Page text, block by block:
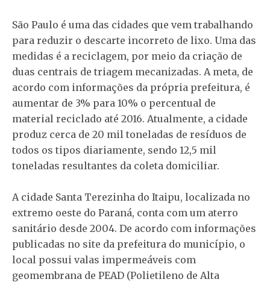
São Paulo é uma das cidades que vem trabalhando
para reduzir o descarte incorreto de lixo. Uma das
medidas é a reciclagem, por meio da criação de
duas centrais de triagem mecanizadas. A meta, de
acordo com informações da própria prefeitura, é
aumentar de 3% para 10% o percentual de
material reciclado até 2016. Atualmente, a cidade
produz cerca de 20 mil toneladas de resíduos de
todos os tipos diariamente, sendo 12,5 mil
toneladas resultantes da coleta domiciliar.
A cidade Santa Terezinha do Itaipu, localizada no
extremo oeste do Paraná, conta com um aterro
sanitário desde 2004. De acordo com informações
publicadas no site da prefeitura do município, o
local possui valas impermeáveis com
geomembrana de PEAD (Polietileno de Alta